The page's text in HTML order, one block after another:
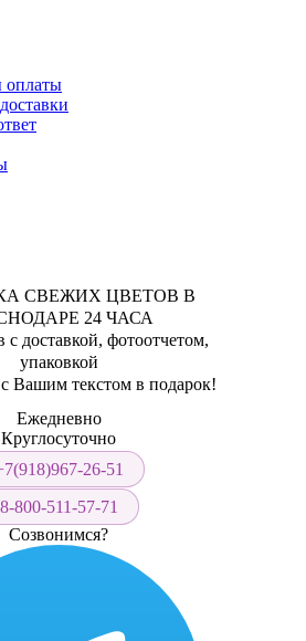
оплаты
СВЕЖИХ ЦВЕТОВ В
24 ЧАСА
с доставкой, фотоотчетом,
упаковкой
Вашим текстом в подарок!
Ежедневно
Круглосуточно
26-51
8-800-511-57-71
Созвонимся?